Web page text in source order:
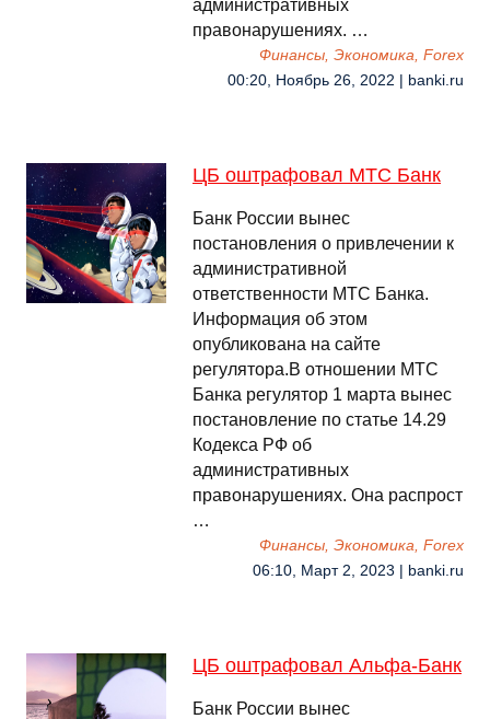
административных
правонарушениях. …
Финансы, Экономика, Forex
00:20, Ноябрь 26, 2022 | banki.ru
ЦБ оштрафовал МТС Банк
Банк России вынес
постановления о привлечении к
административной
ответственности МТС Банка.
Информация об этом
опубликована на сайте
регулятора.В отношении МТС
Банка регулятор 1 марта вынес
постановление по статье 14.29
Кодекса РФ об
административных
правонарушениях. Она распрост
…
Финансы, Экономика, Forex
06:10, Март 2, 2023 | banki.ru
ЦБ оштрафовал Альфа-Банк
Банк России вынес